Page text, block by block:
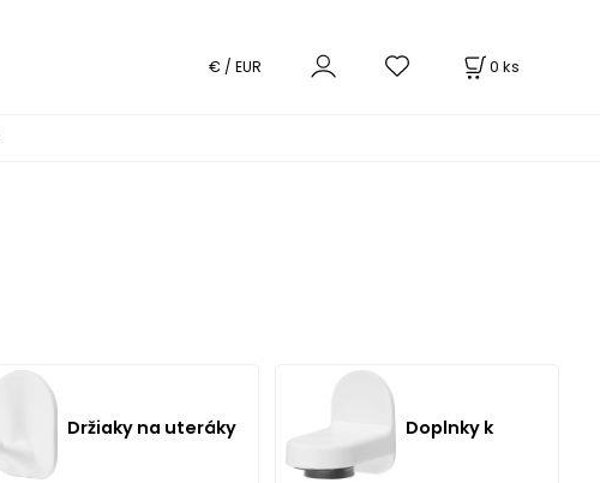
0 ks
€ / EUR
Držiaky na uteráky Doplnky k